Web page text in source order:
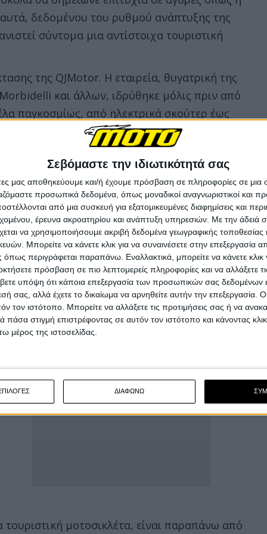
Σεβόμαστε την ιδιωτικότητά σας
μας αποθηκεύουμε και/ή έχουμε πρόσβαση σε πληροφορίες σε
προσωπικά δεδομένα, όπως μοναδικοί αναγνωριστικοί και
από μια συσκευή για εξατομικευμένες διαφημίσεις και
έρευνα ακροατηρίου και ανάπτυξη υπηρεσιών. Με την άδειά
να χρησιμοποιήσουμε ακριβή δεδομένα γεωγραφικής τοποθεσίας
Μπορείτε να κάνετε κλικ για να συναινέσετε στην επεξεργασία
περιγράφεται παραπάνω. Εναλλακτικά, μπορείτε να κάνετε κλικ
πρόσβαση σε πιο λεπτομερείς πληροφορίες και να αλλάξετε
υπόψη ότι κάποια επεξεργασία των προσωπικών σας δεδομένων
σας, αλλά έχετε το δικαίωμα να αρνηθείτε αυτήν την επεξεργασία.
τον ιστότοπο. Μπορείτε να αλλάξετε τις προτιμήσεις σας ή να
στιγμή επιστρέφοντας σε αυτόν τον ιστότοπο και κάνοντας
μέρος της ιστοσελίδας.
ΔΙΑΦΩΝΩ
δεδομένου του ρυθμού ανάπτυξης της
σύντομα μια αντίστοιχα τουριστική
της QJMotor. Η εταιρεία, θυγατρική της
και άλλων, ιδρύθηκε μόλις πριν από
παγκοσμίως, από ηλεκτρικά σκούτερ έως
μοντέλα εμφανίζονται σχεδόν κάθε λίγες
έκδοση βασισμένη στην SRV400, που έχει
της SRV600V.
385cc, DOHC, τέσσερις βαλβίδες ανά
τα πρότυπα εκπομπών Euro 5+, που της
Η νέα παραλλαγή, που ενδέχεται να
χρησιμοποιεί τον ίδιο κινητήρα με 35
σύνολο με εκτεταμένη προστασία από
μοτοσικλέτα, είναι παραπάνω από